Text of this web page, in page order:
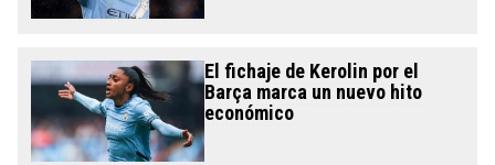
El fichaje de Kerolin por el
Barça marca un nuevo hito
económico